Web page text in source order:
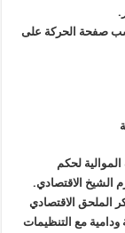
.
صفحة الحركة على
لحكم
الشيخ الاقتصادي.
الملحق الاقتصادي
مع التنظيمات